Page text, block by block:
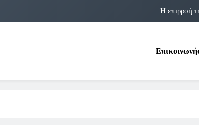
Η επιρροή
Η Δομνα Μιχαηλίδου και οι
Η επιρροή
Η αστρολογία